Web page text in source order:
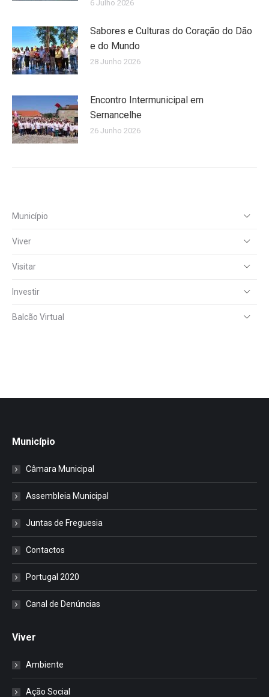
6 Julho 2026
Sabores e Culturas do Coração do Dão
e do Mundo
28 Junho 2026
Encontro Intermunicipal em
Sernancelhe
26 Junho 2026
Município
Viver
Visitar
Investir
Balcão Virtual
Município
Câmara Municipal
Assembleia Municipal
Juntas de Freguesia
Contactos
Portugal 2020
Canal de Denúncias
Viver
Ambiente
Ação Social